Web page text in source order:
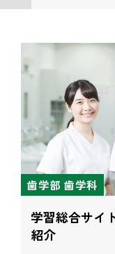
歯学部 歯学科
学習総合サイ
紹介